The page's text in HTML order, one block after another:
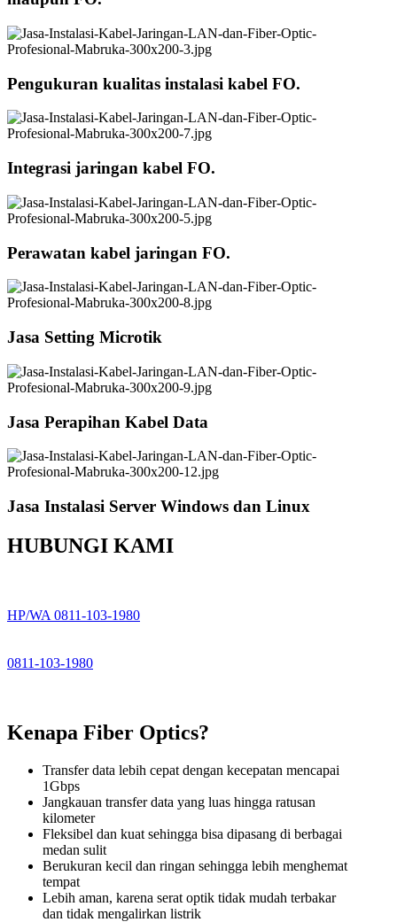
Pengukuran kualitas instalasi kabel FO.
Integrasi jaringan kabel FO.
Perawatan kabel jaringan FO.
Jasa Setting Microtik
Jasa Perapihan Kabel Data
Jasa Instalasi Server Windows dan Linux
HUBUNGI KAMI
HP/WA 0811-103-1980
0811-103-1980
Kenapa Fiber Optics?
Transfer data lebih cepat dengan kecepatan mencapai
1Gbps
Jangkauan transfer data yang luas hingga ratusan
kilometer
Fleksibel dan kuat sehingga bisa dipasang di berbagai
medan sulit
Berukuran kecil dan ringan sehingga lebih menghemat
tempat
Lebih aman, karena serat optik tidak mudah terbakar
dan tidak mengalirkan listrik